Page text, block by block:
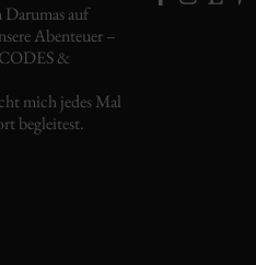
auf
Abenteuer –
&
mich jedes Mal
begleitest.